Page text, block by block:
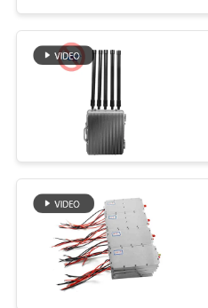
ΜΑΣ
ΕΛΆΤΕ
ΕΠΑΦΉ
ΜΕ
ΕΙΔΉΣΕΙΣ
BLOG